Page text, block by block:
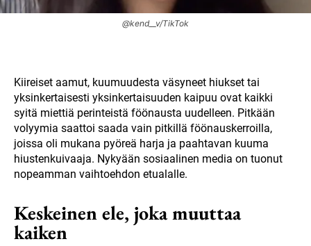
@kend__v/TikTok
Kiireiset aamut, kuumuudesta väsyneet hiukset tai
yksinkertaisesti yksinkertaisuuden kaipuu ovat kaikki
syitä miettiä perinteistä föönausta uudelleen. Pitkään
volyymia saattoi saada vain pitkillä föönauskerroilla,
joissa oli mukana pyöreä harja ja paahtavan kuuma
hiustenkuivaaja. Nykyään sosiaalinen media on tuonut
nopeamman vaihtoehdon etualalle.
Keskeinen ele, joka muuttaa
kaiken